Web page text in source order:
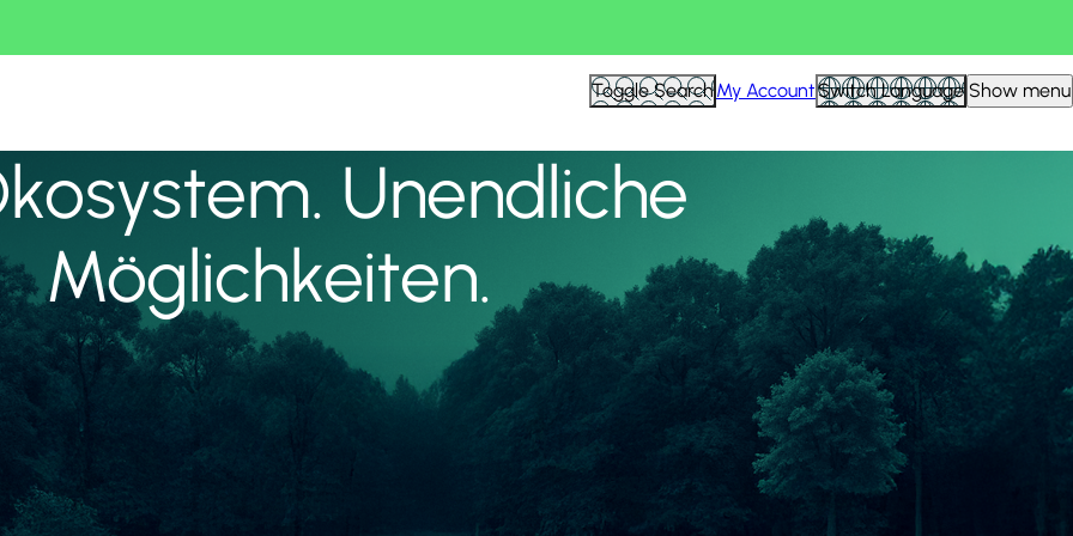
Toggle SearchMy AccountSwitch Language Show menu
Unendliche
Möglichkeiten.
Alle anzeigen